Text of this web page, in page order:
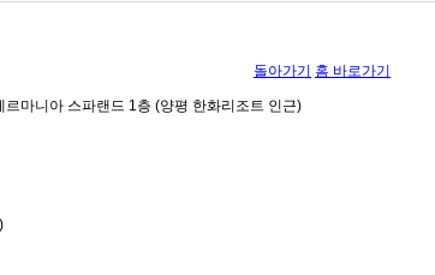
돌아가기 홈 바로가기
마니아 스파랜드 1층 (양평 한화리조트 인근)